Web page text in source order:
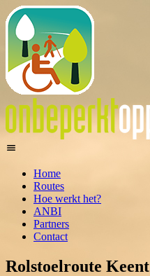
Home
Routes
Hoe werkt het?
ANBI
Partners
Contact
Rolstoelroute Keent